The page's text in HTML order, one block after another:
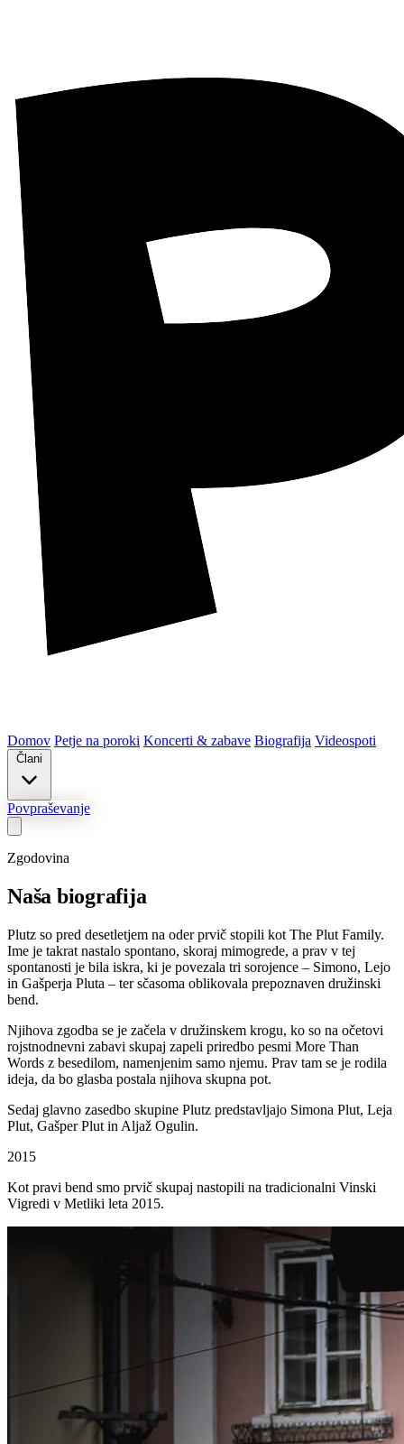
Domov Petje na poroki Koncerti & zabave Biografija Videospoti
Člani
Povpraševanje
Zgodovina
Naša biografija
Plutz so pred desetletjem na oder prvič stopili kot The Plut Family.
Ime je takrat nastalo spontano, skoraj mimogrede, a prav v tej
spontanosti je bila iskra, ki je povezala tri sorojence – Simono, Lejo
in Gašperja Pluta – ter sčasoma oblikovala prepoznaven družinski
bend.
Njihova zgodba se je začela v družinskem krogu, ko so na očetovi
rojstnodnevni zabavi skupaj zapeli priredbo pesmi More Than
Words z besedilom, namenjenim samo njemu. Prav tam se je rodila
ideja, da bo glasba postala njihova skupna pot.
Sedaj glavno zasedbo skupine Plutz predstavljajo Simona Plut, Leja
Plut, Gašper Plut in Aljaž Ogulin.
2015
Kot pravi bend smo prvič skupaj nastopili na tradicionalni Vinski
Vigredi v Metliki leta 2015.